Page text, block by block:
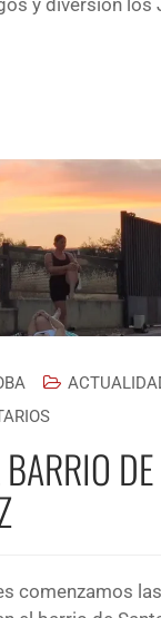
y diversión los
DE
comenzamos las